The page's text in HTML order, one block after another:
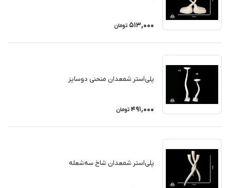
513,000 تومان
پلی‌استر شمعدان منحنی دوسایز
491,000 تومان
پلی‌استر شمعدان شاخ سه‌شعله